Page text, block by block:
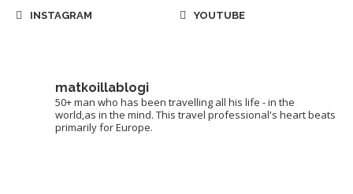
INSTAGRAM
YOUTUBE
matkoillablogi
50+ man who has been travelling all his life - in the
world,as in the mind. This travel professional's heart beats
primarily for Europe.